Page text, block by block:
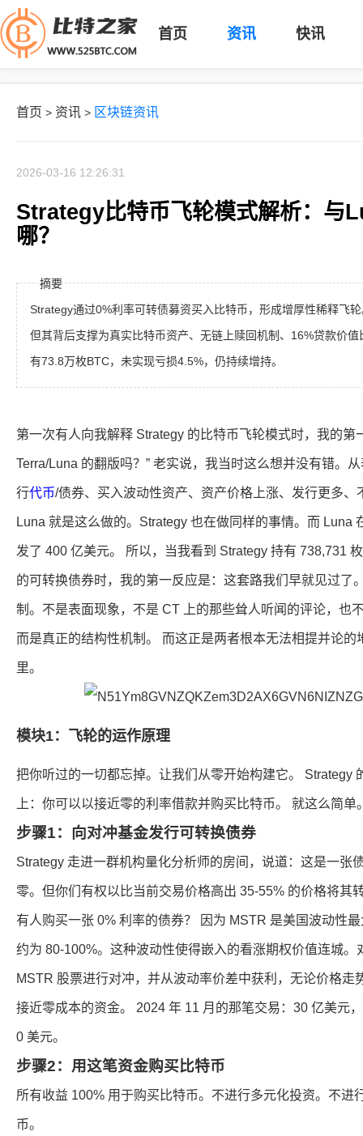
首页 资讯 快讯
首页 > 资讯 > 区块链资讯
2026-03-16 12:26:31
Strategy比特币飞轮模式解析：与
哪？
摘要
Strategy通过0%利率可转债募资买入比特币，形成增厚性稀释飞
但其背后支撑为真实比特币资产、无链上赎回机制、16%贷款价
有73.8万枚BTC，未实现亏损4.5%，仍持续增持。
第一次有人向我解释 Strategy 的比特币飞轮模式时，我的第
Terra/Luna 的翻版吗？” 老实说，我当时这么想并没有错。
行代币/债券、买入波动性资产、资产价格上涨、发行更多、
Luna 就是这么做的。Strategy 也在做同样的事情。而 Luna
发了 400 亿美元。 所以，当我看到 Strategy 持有 738,731
的可转换债券时，我的第一反应是：这套路我们早就见过了
制。不是表面现象，不是 CT 上的那些耸人听闻的评论，也
而是真正的结构性机制。 而这正是两者根本无法相提并论的
里。
模块1：飞轮的运作原理
把你听过的一切都忘掉。让我们从零开始构建它。 Strategy
上：你可以以接近零的利率借款并购买比特币。 就这么简
步骤1：向对冲基金发行可转换债券
Strategy 走进一群机构量化分析师的房间，说道：这是一张
零。但你们有权以比当前交易价格高出 35-55% 的价格将其
有人购买一张 0% 利率的债券？ 因为 MSTR 是美国波动性
约为 80-100%。这种波动性使得嵌入的看涨期权价值连城。
MSTR 股票进行对冲，并从波动率价差中获利，无论价格走
接近零成本的资金。 2024 年 11 月的那笔交易：30 亿美元
0 美元。
步骤2：用这笔资金购买比特币
所有收益 100% 用于购买比特币。不进行多元化投资。不进
币。